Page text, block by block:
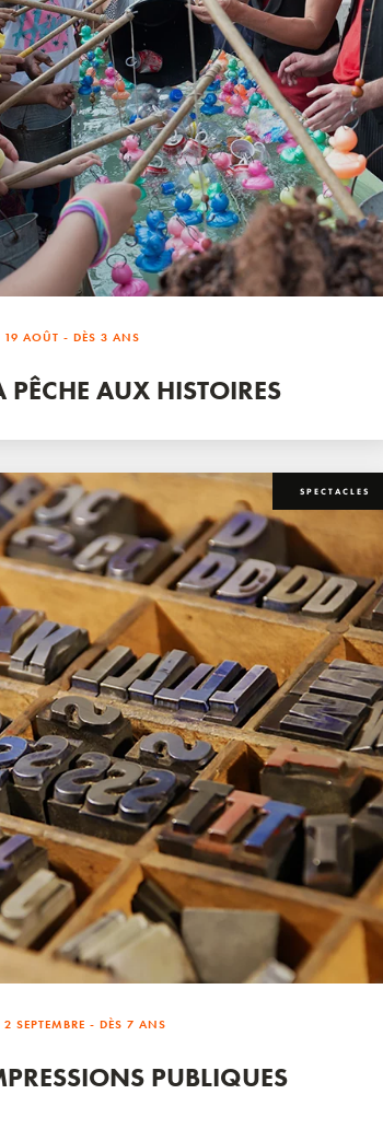
19 AOÛT - DÈS 3 ANS
PÊCHE AUX HISTOIRES
SPECTACLES
2 SEPTEMBRE - DÈS 7 ANS
PUBLIQUES